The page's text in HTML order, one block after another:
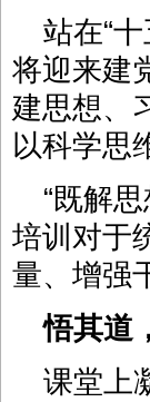
站在“
将迎来建
建思想、
以科学思
“既解
培训对于
量、增强
悟其道
课堂上